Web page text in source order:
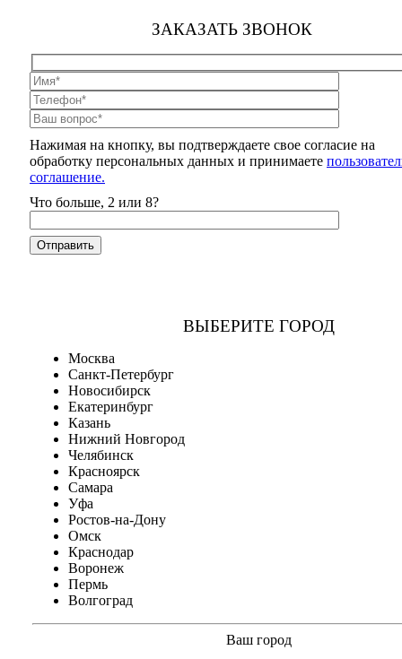
ЗАКАЗАТЬ ЗВОНОК
Нажимая на кнопку, вы подтверждаете свое согласие на
обработку персональных данных и принимаете
соглашение.
Что больше, 2 или 8?
ВЫБЕРИТЕ ГОРОД
Москва
Санкт-Петербург
Новосибирск
Екатеринбург
Казань
Нижний Новгород
Челябинск
Красноярск
Самара
Уфа
Ростов-на-Дону
Омск
Краснодар
Воронеж
Пермь
Волгоград
Ваш город